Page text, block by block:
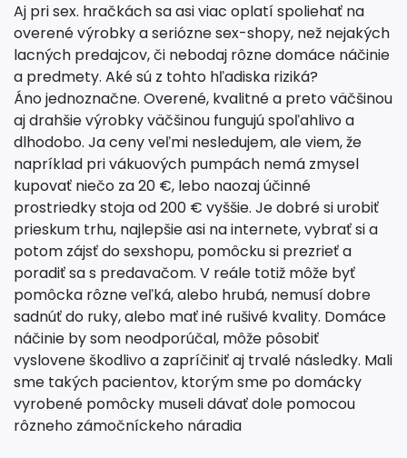
Aj pri sex. hračkách sa asi viac oplatí spoliehať na
overené výrobky a seriózne sex-shopy, než nejakých
lacných predajcov, či nebodaj rôzne domáce náčinie
a predmety. Aké sú z tohto hľadiska riziká?
Áno jednoznačne. Overené, kvalitné a preto väčšinou
aj drahšie výrobky väčšinou fungujú spoľahlivo a
dlhodobo. Ja ceny veľmi nesledujem, ale viem, že
napríklad pri vákuových pumpách nemá zmysel
kupovať niečo za 20 €, lebo naozaj účinné
prostriedky stoja od 200 € vyššie. Je dobré si urobiť
prieskum trhu, najlepšie asi na internete, vybrať si a
potom zájsť do sexshopu, pomôcku si prezrieť a
poradiť sa s predavačom. V reále totiž môže byť
pomôcka rôzne veľká, alebo hrubá, nemusí dobre
sadnúť do ruky, alebo mať iné rušivé kvality. Domáce
náčinie by som neodporúčal, môže pôsobiť
vyslovene škodlivo a zapríčiniť aj trvalé následky. Mali
sme takých pacientov, ktorým sme po domácky
vyrobené pomôcky museli dávať dole pomocou
rôzneho zámočníckeho náradia